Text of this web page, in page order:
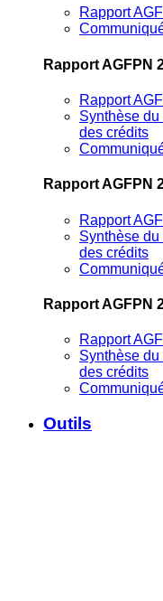
Rapport
Rapport AGFPN
Rapport
Synthèse
des crédits
Rapport AGFPN
Rapport
Synthèse
des crédits
Rapport AGFPN
Rapport
Synthèse
des crédits
Outils